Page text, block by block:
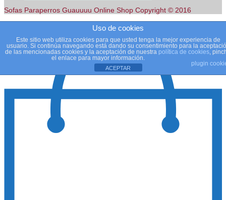
Sofas Paraperros Guauuuu Online Shop Copyright © 2016
Uso de cookies
Este sitio web utiliza cookies para que usted tenga la mejor experiencia de
usuario. Si continúa navegando está dando su consentimiento para la
de las mencionadas cookies y la aceptación de nuestra política de cookies,
el enlace para mayor información.
plugin
ACEPTAR